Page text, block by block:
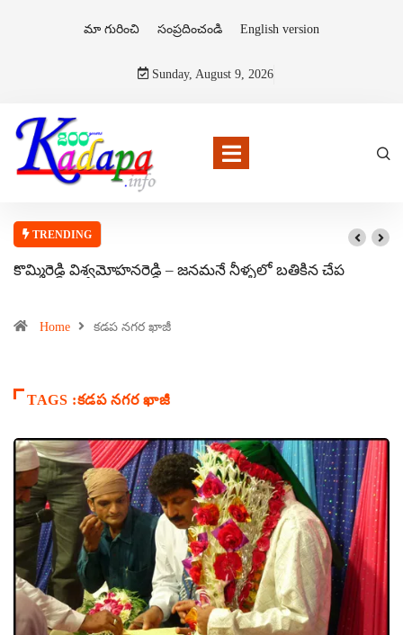
మా గురించి సంప్రదించండి English version
Sunday, August 9, 2026
TRENDING
కొమ్మిరెడ్డి విశ్వమోహనరెడ్డి – జనమనే నీళ్ళలో బతికిన చేప
Home కడప నగర ఖాజీ
TAGS :కడప నగర ఖాజీ